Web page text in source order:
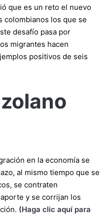
que es un reto el nuevo
colombianos los que se
desafío pasa por
migrantes hacen
positivos de seis
en la economía se
al mismo tiempo que se
se contraten
y se corrijan los
(Haga clic aquí para